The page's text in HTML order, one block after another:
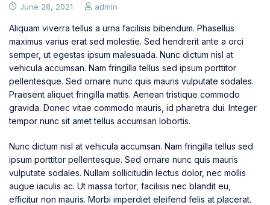
June 28, 2021 admin
Aliquam viverra tellus a urna facilisis bibendum. Phasellus
maximus varius erat sed molestie. Sed hendrerit ante a orci
semper, ut egestas ipsum malesuada. Nunc dictum nisl at
vehicula accumsan. Nam fringilla tellus sed ipsum porttitor
pellentesque. Sed ornare nunc quis mauris vulputate sodales.
Praesent aliquet fringilla mattis. Aenean tristique commodo
gravida. Donec vitae commodo mauris, id pharetra dui. Integer
tempor nunc sit amet tellus accumsan lobortis.
Nunc dictum nisl at vehicula accumsan. Nam fringilla tellus sed
ipsum porttitor pellentesque. Sed ornare nunc quis mauris
vulputate sodales. Nullam sollicitudin lectus dolor, nec mollis
augue iaculis ac. Ut massa tortor, facilisis nec blandit eu,
efficitur non mauris. Morbi imperdiet eleifend felis at placerat.